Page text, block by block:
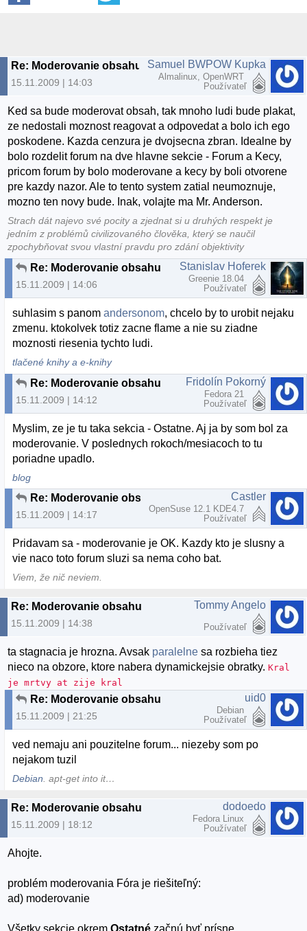
Re: Moderovanie obsahu
15.11.2009 | 14:03
Samuel BWPOW Kupka
Almalinux, OpenWRT
Používateľ
Ked sa bude moderovat obsah, tak mnoho ludi bude plakat,
ze nedostali moznost reagovat a odpovedat a bolo ich ego
poskodene. Kazda cenzura je dvojsecna zbran. Idealne by
bolo rozdelit forum na dve hlavne sekcie - Forum a Kecy,
pricom forum by bolo moderovane a kecy by boli otvorene
pre kazdy nazor. Ale to tento system zatial neumoznuje,
mozno ten novy bude. Inak, volajte ma Mr. Anderson.
Strach dát najevo své pocity a zjednat si u druhých respekt je
jedním z problémů civilizovaného člověka, který se naučil
zpochybňovat svou vlastní pravdu pro zdání objektivity
Re: Moderovanie obsahu
15.11.2009 | 14:06
Stanislav Hoferek
Greenie 18.04
Používateľ
suhlasim s panomandersonom, chcelo by to urobit nejaku
zmenu. ktokolvek totiz zacne flame a nie su ziadne
moznosti riesenia tychto ludi.
tlačené knihy a e-knihy
Re: Moderovanie obsahu
15.11.2009 | 14:12
Fridolín Pokorný
Fedora 21
Používateľ
Myslim, ze je tu taka sekcia - Ostatne. Aj ja by som bol za
moderovanie. V poslednych rokoch/mesiacoch to tu
poriadne upadlo.
blog
Re: Moderovanie obsahu
15.11.2009 | 14:17
Castler
OpenSuse 12.1 KDE4.7
Používateľ
Pridavam sa - moderovanie je OK. Kazdy kto je slusny a
vie naco toto forum sluzi sa nema coho bat.
Viem, že nič neviem.
Re: Moderovanie obsahu
15.11.2009 | 14:38
Tommy Angelo
Používateľ
ta stagnacia je hrozna. Avsak paralelne sa rozbieha tiez
nieco na obzore, ktore nabera dynamickejsie obratky.Kral
je mrtvy at zije kral
Re: Moderovanie obsahu
15.11.2009 | 21:25
uid0
Debian
Používateľ
ved nemaju ani pouzitelne forum... niezeby som po
nejakom tuzil
Debian. apt-get into it…
Re: Moderovanie obsahu
15.11.2009 | 18:12
dodoedo
Fedora Linux
Používateľ
Ahojte.
problém moderovania Fóra je riešiteľný:
ad) moderovanie